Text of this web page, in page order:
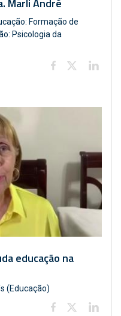
Marli André
Formação de
Psicologia da
educação na
(Educação)